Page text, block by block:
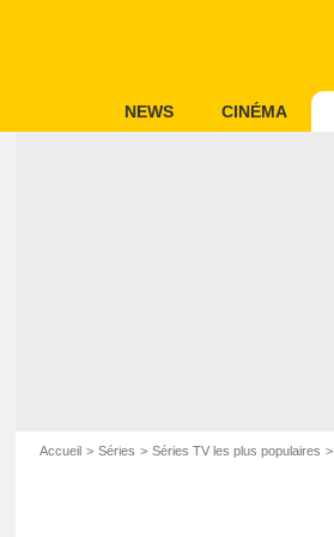
NEWS CINÉMA
Accueil Séries Séries TV les plus populaires